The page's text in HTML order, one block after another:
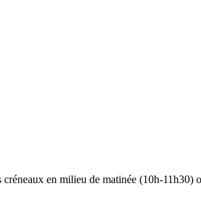
en milieu de matinée (10h-